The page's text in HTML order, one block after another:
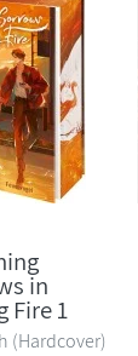
in
Fire 1
(Hardcover)